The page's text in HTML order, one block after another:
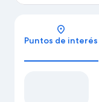
Puntos de interés